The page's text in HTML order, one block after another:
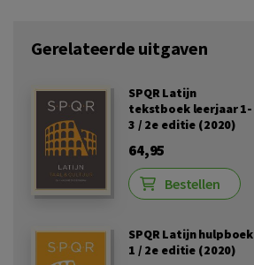
Gerelateerde uitgaven
SPQR Latijn
tekstboek leerjaar 1-
3 / 2e editie (2020)
64,95
Bestellen
SPQR Latijn hulpboek
1 / 2e editie (2020)